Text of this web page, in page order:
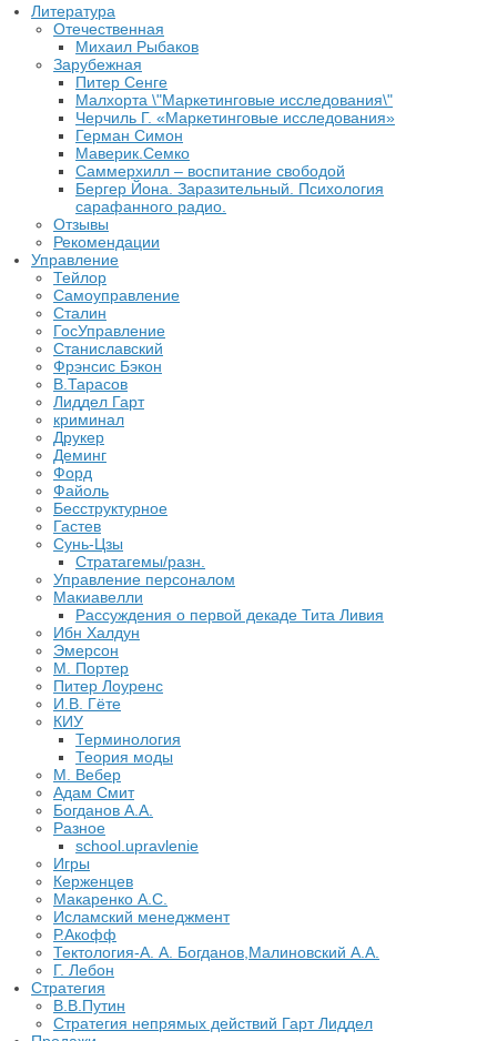
Литература
Отечественная
Михаил Рыбаков
Зарубежная
Питер Сенге
Малхорта \"Маркетинговые исследования\"
Черчиль Г. «Маркетинговые исследования»
Герман Симон
Маверик.Семко
Саммерхилл – воспитание свободой
Бергер Йона. Заразительный. Психология
сарафанного радио.
Отзывы
Рекомендации
Управление
Тейлор
Самоуправление
Сталин
ГосУправление
Станиславский
Фрэнсис Бэкон
В.Тарасов
Лиддел Гарт
криминал
Друкер
Деминг
Форд
Файоль
Бесструктурное
Гастев
Сунь-Цзы
Стратагемы/разн.
Управление персоналом
Макиавелли
Рассуждения о первой декаде Тита Ливия
Ибн Халдун
Эмерсон
М. Портер
Питер Лоуренс
И.В. Гёте
КИУ
Терминология
Теория моды
М. Вебер
Адам Смит
Богданов А.А.
Разное
school.upravlenie
Игры
Керженцев
Макаренко А.С.
Исламский менеджмент
Р.Акофф
Тектология-А. А. Богданов,Малиновский А.А.
​Г. Лебон
Стратегия
В.В.Путин
​Стратегия непрямых действий Гарт Лиддел